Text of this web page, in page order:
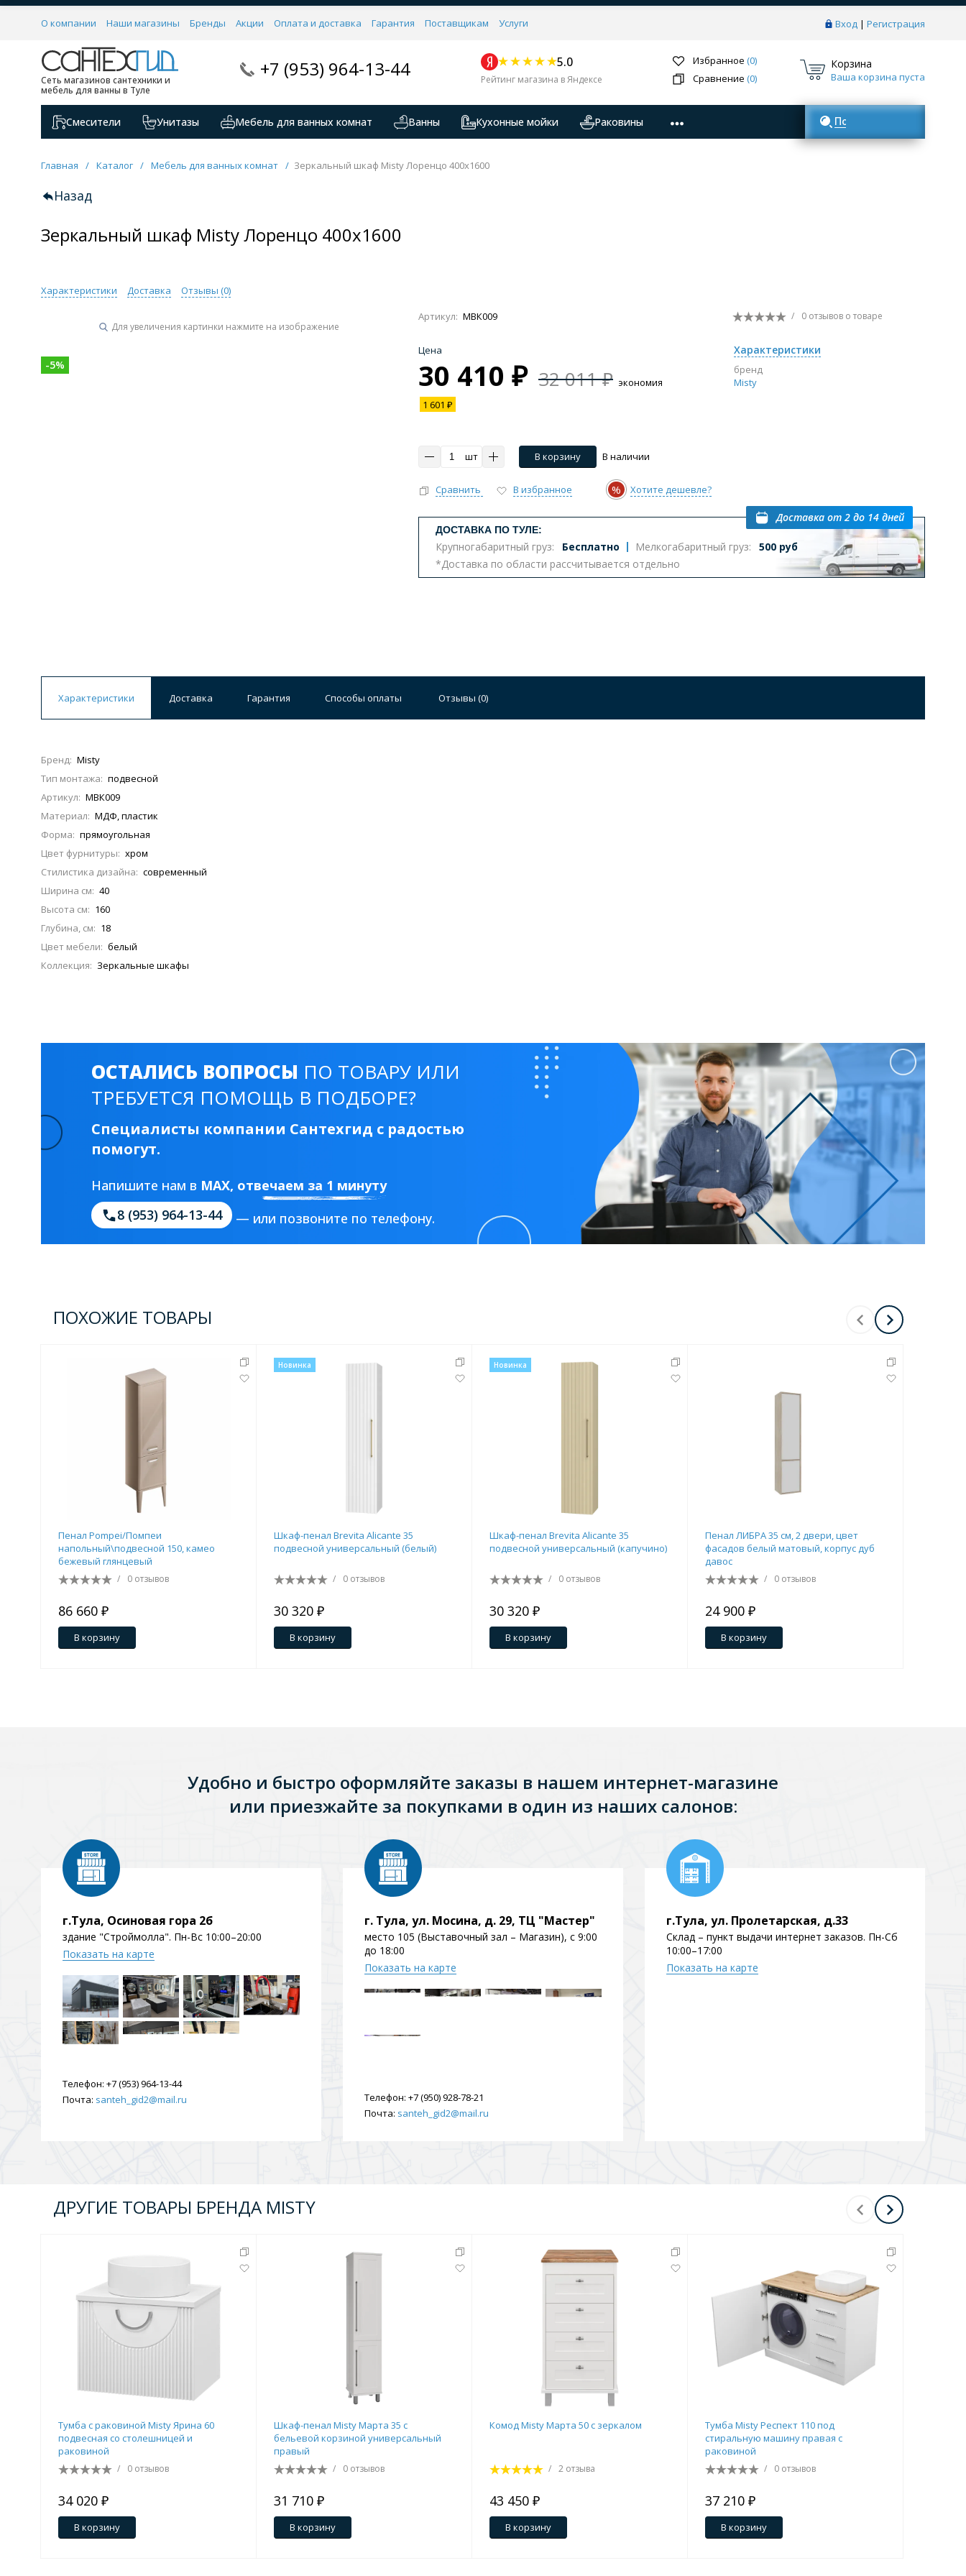
Вход | Регистрация
О компании Наши магазины Бренды Акции Оплата и доставка Гарантия Поставщикам Услуги
Сеть магазинов сантехники и
мебель для ванны в Туле
+7 (953) 964-13-44 5.0
Рейтинг магазина в Яндексе
Избранное (0)
Сравнение (0)
Корзина
Ваша корзина пуста
Смесители Унитазы Мебель для ванных комнат Ванны Кухонные мойки Раковины Поиск товаров
Главная / Каталог / Мебель для ванных комнат / Зеркальный шкаф Misty Лоренцо 400x1600
Назад
Зеркальный шкаф Misty Лоренцо 400x1600
Характеристики Доставка Отзывы (0)
-5%
Для увеличения картинки нажмите на изображение
Артикул: МВК009 / 0 отзывов о товаре
Цена
30 410 ₽ 32 011 ₽ экономия
1 601 ₽
Характеристики
бренд
Misty
шт В корзину В наличии
Сравнить В избранное % Хотите дешевле?
ДОСТАВКА ПО ТУЛЕ:
Крупногабаритный груз: Бесплатно Мелкогабаритный груз:
500 руб
*Доставка по области рассчитывается отдельно
Доставка от 2 до 14 дней
Характеристики Доставка Гарантия Способы оплаты Отзывы (0)
Бренд: Misty
Тип монтажа: подвесной
Артикул: МВК009
Материал: МДФ, пластик
Форма: прямоугольная
Цвет фурнитуры: хром
Стилистика дизайна: современный
Ширина см: 40
Высота см: 160
Глубина, см: 18
Цвет мебели: белый
Коллекция: Зеркальные шкафы
ОСТАЛИСЬ ВОПРОСЫ ПО ТОВАРУ ИЛИ
ТРЕБУЕТСЯ ПОМОЩЬ В ПОДБОРЕ?
Специалисты компании Сантехгид с радостью
помогут.
Напишите нам в MAX, отвечаем за 1 минуту
8 (953) 964-13-44
— или позвоните по телефону.
ПОХОЖИЕ ТОВАРЫ
Пенал Pompei/Помпеи
напольный\подвесной 150, камео
бежевый глянцевый
/ 0 отзывов
86 660 ₽
В корзину
Новинка
Шкаф-пенал Brevita Alicante 35
подвесной универсальный (белый)
/ 0 отзывов
30 320 ₽
В корзину
Новинка
Шкаф-пенал Brevita Alicante 35
подвесной универсальный (капучино)
/ 0 отзывов
30 320 ₽
В корзину
Пенал ЛИБРА 35 см, 2 двери, цвет
фасадов белый матовый, корпус дуб
давос
/ 0 отзывов
24 900 ₽
В корзину
Удобно и быстро оформляйте заказы в нашем интернет-магазине
или приезжайте за покупками в один из наших салонов:
г.Тула, Осиновая гора 2б
здание "Строймолла". Пн-Вс 10:00–20:00
Показать на карте
Телефон: +7 (953) 964-13-44
Почта: santeh_gid2@mail.ru
г. Тула, ул. Мосина, д. 29, ТЦ "Мастер"
место 105 (Выставочный зал – Магазин), с 9:00
до 18:00
Показать на карте
Телефон: +7 (950) 928-78-21
Почта: santeh_gid2@mail.ru
г.Тула, ул. Пролетарская, д.33
Склад – пункт выдачи интернет заказов. Пн-Сб
10:00–17:00
Показать на карте
ДРУГИЕ ТОВАРЫ БРЕНДА MISTY
Тумба c раковиной Misty Ярина 60
подвесная со столешницей и
раковиной
/ 0 отзывов
34 020 ₽
В корзину
Шкаф-пенал Misty Марта 35 с
бельевой корзиной универсальный
правый
/ 0 отзывов
31 710 ₽
В корзину
Комод Misty Марта 50 с зеркалом
/ 2 отзыва
43 450 ₽
В корзину
Тумба Misty Респект 110 под
стиральную машину правая с
раковиной
/ 0 отзывов
37 210 ₽
В корзину